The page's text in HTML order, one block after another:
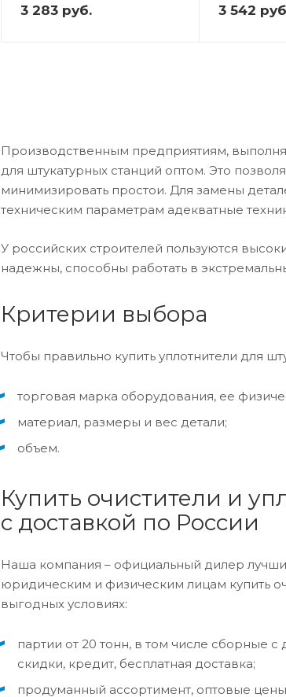
3 283 руб. 3 542
Производственным предприятиям,
для штукатурных станций оптом. Это
минимизировать простои. Для замены
техническим параметрам адекватные
У российских строителей пользуются
надежны, способны работать в
Критерии выбора
Чтобы правильно купить уплотнители для
торговая марка оборудования, ее
материал, размеры и вес детали;
объем.
Купить очистители и
с доставкой по России
Наша компания – официальный дилер
юридическим и физическим лицам купить
выгодных условиях:
партии от 20 тонн, в том числе сборные
скидки, кредит, бесплатная доставка;
продуманный ассортимент, оптовые